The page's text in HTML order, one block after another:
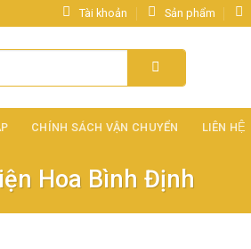
Tài khoản Sản phẩm
CHÍNH SÁCH VẬN CHUYỂN LIÊN HỆ
Hoa Bình Định